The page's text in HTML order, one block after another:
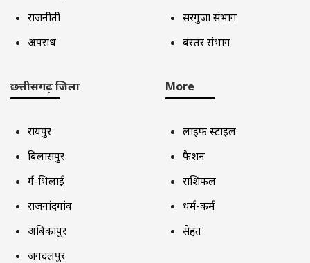
राजनीती
अपराध
सरगुजा संभाग
बस्तर संभाग
छत्तीसगढ़ जिला
रायपुर
बिलासपुर
दुर्ग-भिलाई
राजनांदगांव
अंबिकापुर
जगदलपुर
More
लाइफ स्टाइल
फैशन
राशिफल
धर्म-कर्म
सेहत